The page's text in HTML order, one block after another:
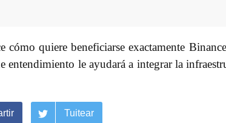
cómo quiere beneficiarse exactamente
entendimiento le ayudará a integrar la
Tuitear